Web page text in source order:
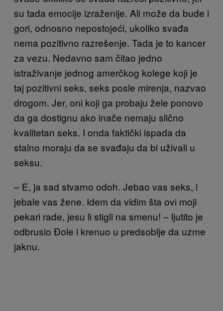
su tada emocije izraženije. Ali može da bude i
gori, odnosno nepostojeći, ukoliko svađa
nema pozitivno razrešenje. Tada je to kancer
za vezu. Nedavno sam čitao jedno
istraživanje jednog amerčkog kolege koji je
taj pozitivni seks, seks posle mirenja, nazvao
drogom. Jer, oni koji ga probaju žele ponovo
da ga dostignu ako inače nemaju slično
kvalitetan seks. I onda faktički ispada da
stalno moraju da se svađaju da bi uživali u
seksu.
– E, ja sad stvarno odoh. Jebao vas seks, i
jebale vas žene. Idem da vidim šta ovi moji
pekari rade, jesu li stigli na smenu! – ljutito je
odbrusio Đole i krenuo u predsoblje da uzme
jaknu.